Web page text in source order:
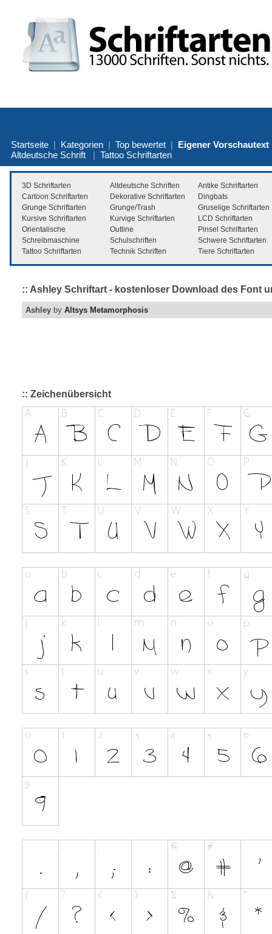
Startseite | Kategorien | Top bewertet | Eigener Vorschautext
Altdeutsche Schrift | Tattoo Schriftarten
3D Schriftarten Altdeutsche Schriften
Antike Schriftarten
Cartoon Schriftarten
Dekorative Schriftarten
Dingbats
Grunge Schriftarten
Grunge/Trash
Gruselige Schriftarten
Kursive Schriftarten
Kurvige Schriftarten
LCD Schriftarten
Orientalische
Outline
Pinsel Schriftarten
Schreibmaschine
Schulschriften
Schwere Schriftarten
Tattoo Schriftarten
Technik Schriften Tiere Schriftarten
:: Ashley Schriftart - kostenloser Download des Font
Ashley by Altsys Metamorphosis
:: Zeichenübersicht